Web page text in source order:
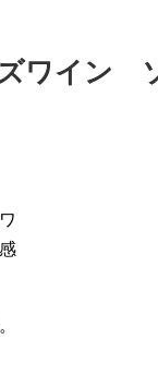
ワイン